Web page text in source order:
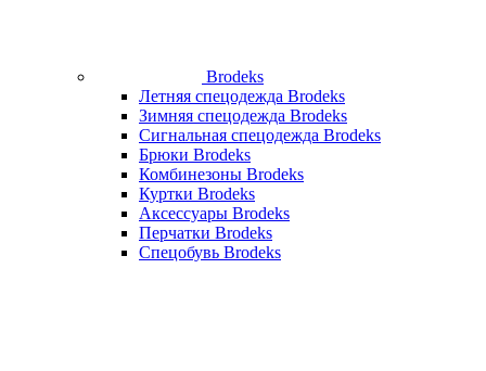
Brodeks
Летняя спецодежда Brodeks
Зимняя спецодежда Brodeks
Сигнальная спецодежда Brodeks
Брюки Brodeks
Комбинезоны Brodeks
Куртки Brodeks
Аксессуары Brodeks
Перчатки Brodeks
Спецобувь Brodeks